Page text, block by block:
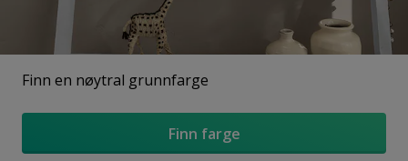
Finn en nøytral grunnfarge
Finn farge